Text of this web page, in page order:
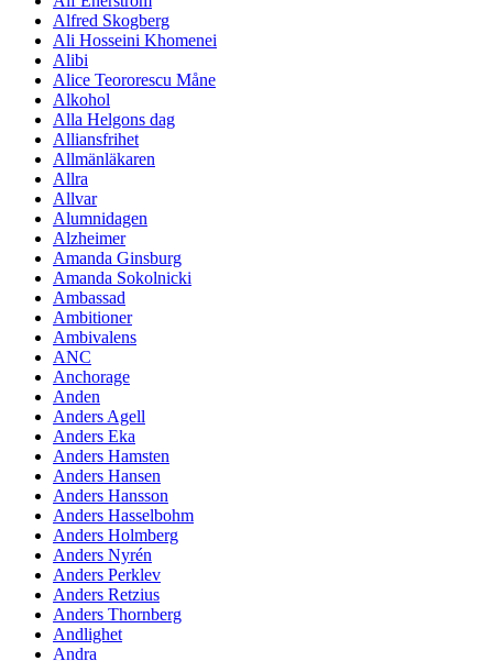
Alfred Skogberg
Ali Hosseini Khomenei
Alibi
Alice Teororescu Måne
Alkohol
Alla Helgons dag
Alliansfrihet
Allmänläkaren
Allra
Allvar
Alumnidagen
Alzheimer
Amanda Ginsburg
Amanda Sokolnicki
Ambassad
Ambitioner
Ambivalens
ANC
Anchorage
Anden
Anders Agell
Anders Eka
Anders Hamsten
Anders Hansen
Anders Hansson
Anders Hasselbohm
Anders Holmberg
Anders Nyrén
Anders Perklev
Anders Retzius
Anders Thornberg
Andlighet
Andra